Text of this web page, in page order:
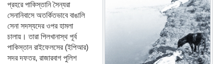
প্রহরে পাকিস্তানি সৈন্যরা
সেনানিবাসে অতর্কিতভাবে বাঙালি
সেনা সদস্যদের ওপর হামলা
চালায়। তারা পিলখানাস্থ পূর্ব
পাকিস্তান রাইফেলসের (ইপিআর)
সদর দফতর, রাজারবাগ পুলিশ